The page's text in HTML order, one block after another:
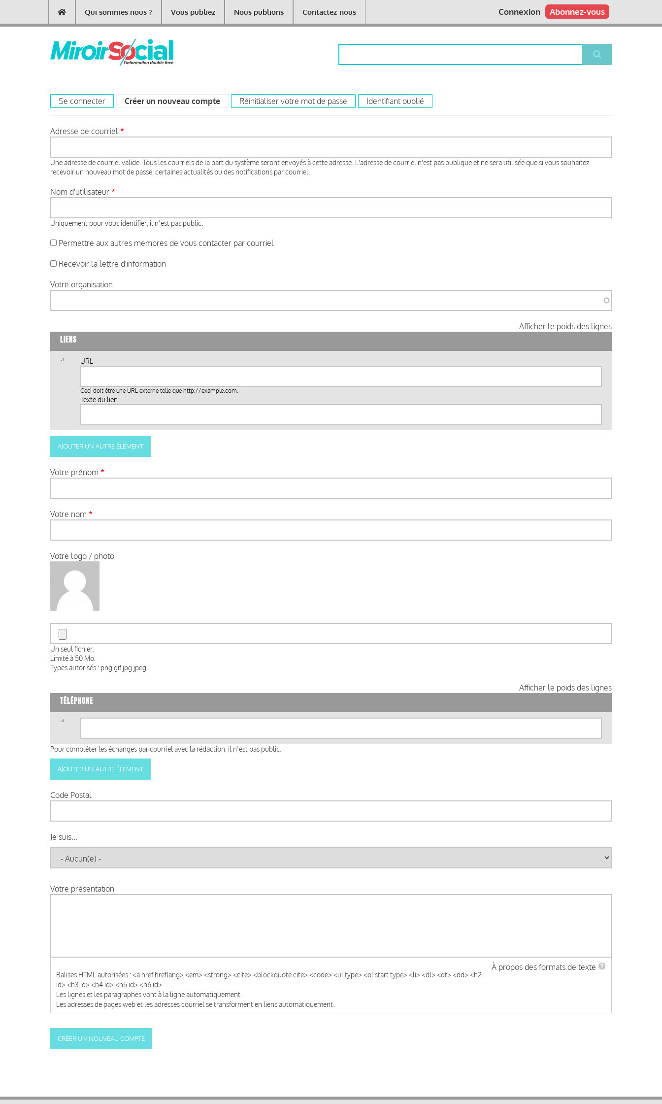
contenu
Main
navigation
Qui sommes nous ? Vous publiez Nous publions Contactez-nous Abonnez-vous
Connexion
Primary
tabs
Se connecter Créer un nouveau compte (onglet actif)
Réinitialiser votre mot de passe Identifiant oublié
Adresse de courriel
Une adresse de courriel valide. Tous les courriels de la part du système seront envoyés à cette adresse. L'adresse de courriel n'est pas publique et ne sera utilisée que si vous souhaitez
recevoir un nouveau mot de passe, certaines actualités ou des notifications par courriel.
Nom d'utilisateur
Uniquement pour vous identifier, il n’est pas public.
Permettre aux autres membres de vous contacter par courriel
Recevoir la lettre d'information
Votre organisation
Afficher le poids des lignes
LIENS
URL
Ceci doit être une URL externe telle que http://example.com.
Texte du lien
Votre prénom
Votre nom
Votre logo / photo
Un seul fichier.
Limité à 50 Mo.
Types autorisés : png gif jpg jpeg.
Afficher le poids des lignes
TÉLÉPHONE
1)
Pour compléter les échanges par courriel avec la rédaction, il n’est pas public.
Code Postal
Je suis...
Votre présentation
À propos des formats de texte
Balises HTML autorisées : <a href hreflang> <em> <strong> <cite> <blockquote cite> <code> <ul type> <ol start type> <li> <dl> <dt> <dd> <h2
id> <h3 id> <h4 id> <h5 id> <h6 id>
Les lignes et les paragraphes vont à la ligne automatiquement.
Les adresses de pages web et les adresses courriel se transforment en liens automatiquement.